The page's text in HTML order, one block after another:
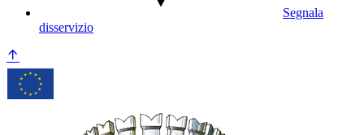
Segnala
disservizio